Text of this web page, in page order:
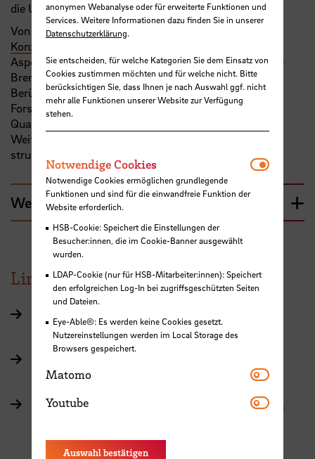
die Umsetzung ihrer Konzepte.
Von Juli 2022 bis Januar 2023 läuft die
Konzeptionierungsphase
Aspekten in die Forschungsaktivitäten der Hochschule
Bremen. Zur Umsetzung einer systematischen
Berücksichtigung geschlechtsbezogener Aspekte in
Forschungsprozessen werden entsprechende
Qualifizierungsmaßnahmen, Vernetzungs- und
Weiterbildungsangebote an der
strukturell verankert.
Weitere Informationen
Links
"Leitfaden zur Integration von Gender in
Forschungsvorhaben" der Hochschule Hannover
Materialien der Hochschule Emden/Leer
"Gender Bias in der Wissenschaft", Informationen
Frauen in Wissenschaft und Forschung
anonymen Webanalyse oder für erweiterte Funktionen und
Services. Weitere Informationen dazu finden Sie in unserer
Datenschutzerklärung.
Sie entscheiden, für welche Kategorien Sie dem Einsatz von
Cookies zustimmen möchten und für welche nicht. Bitte
berücksichtigen Sie, dass Ihnen je nach Auswahl ggf. nicht
mehr alle Funktionen unserer Website zur Verfügung
stehen.
Notwendige Cookies
Notwendige Cookies ermöglichen grundlegende
Funktionen und sind für die einwandfreie Funktion der
Website erforderlich.
HSB-Cookie: Speichert die Einstellungen der
Besucher:innen, die im Cookie-Banner ausgewählt
wurden.
LDAP-Cookie (nur für HSB-Mitarbeiter:innen): Speichert
den erfolgreichen Log-In bei zugriffsgeschützten Seiten
und Dateien.
Eye-Able®: Es werden keine Cookies gesetzt.
Nutzereinstellungen werden im Local Storage des
Browsers gespeichert.
Matomo Matomo
Youtube Youtube
Auswahl bestätigen